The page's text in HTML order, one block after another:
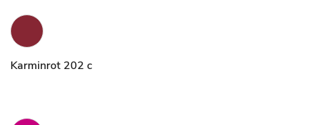
Karminrot 202 c